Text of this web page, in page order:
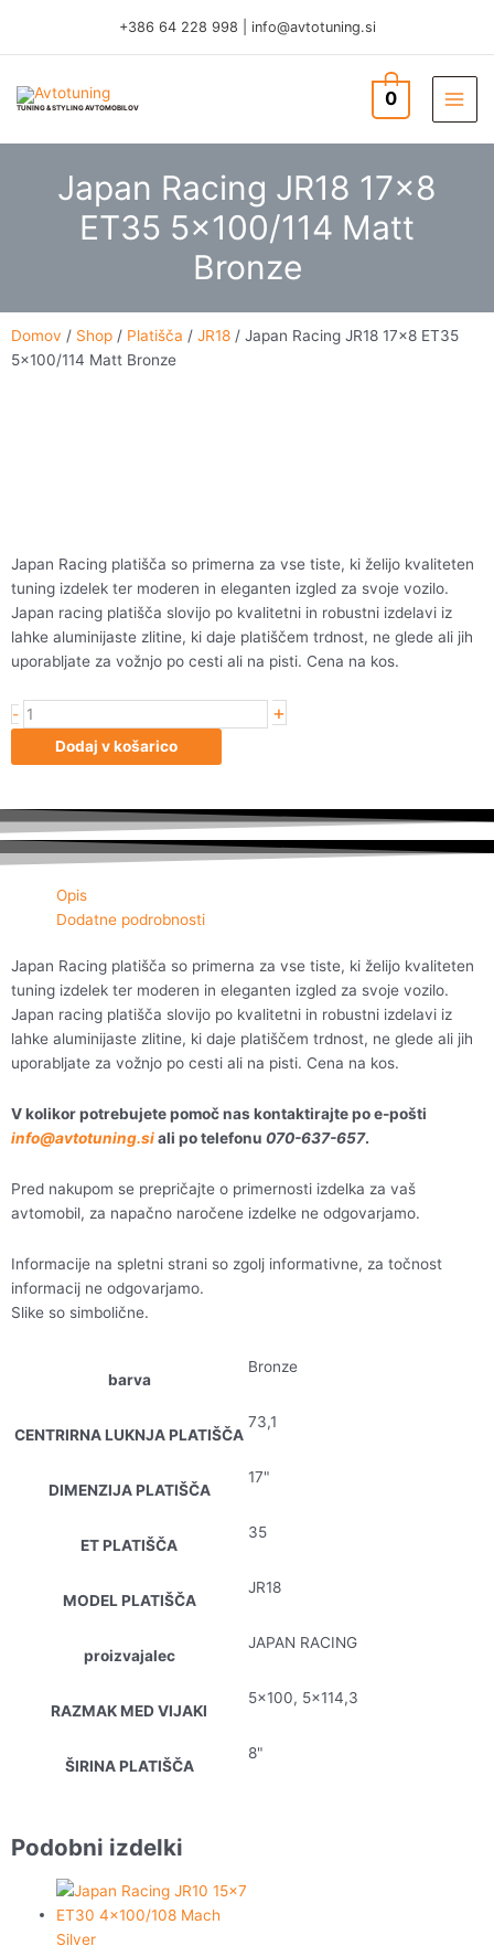
content
+386 64 228 998 info@avtotuning.si
TUNING & STYLING AVTOMOBILOV 0
Japan Racing JR18 17×8
ET35 5×100/114 Matt
Bronze
Domov / Shop / Platišča / JR18 / Japan Racing JR18 17×8 ET35
5×100/114 Matt Bronze
Japan Racing platišča so primerna za vse tiste, ki želijo kvaliteten
tuning izdelek ter moderen in eleganten izgled za svoje vozilo.
Japan racing platišča slovijo po kvalitetni in robustni izdelavi iz
lahke aluminijaste zlitine, ki daje platiščem trdnost, ne glede ali jih
uporabljate za vožnjo po cesti ali na pisti. Cena na kos.
- Japan
ET35
5x100/114
Matt
količina
+
Dodaj v košarico
Opis
Dodatne podrobnosti
Japan Racing platišča so primerna za vse tiste, ki želijo kvaliteten
tuning izdelek ter moderen in eleganten izgled za svoje vozilo.
Japan racing platišča slovijo po kvalitetni in robustni izdelavi iz
lahke aluminijaste zlitine, ki daje platiščem trdnost, ne glede ali jih
uporabljate za vožnjo po cesti ali na pisti. Cena na kos.
V kolikor potrebujete pomoč nas kontaktirajte po e-pošti
info@avtotuning.siali po telefonu 070-637-657.
Pred nakupom se prepričajte o primernosti izdelka za vaš
avtomobil, za napačno naročene izdelke ne odgovarjamo.
Informacije na spletni strani so zgolj informativne, za točnost
informacij ne odgovarjamo.
Slike so simbolične.
barva
Bronze
CENTRIRNA LUKNJA PLATIŠČA
73,1
DIMENZIJA PLATIŠČA
17"
ET PLATIŠČA
35
MODEL PLATIŠČA
JR18
proizvajalec
JAPAN RACING
RAZMAK MED VIJAKI
5×100, 5×114,3
ŠIRINA PLATIŠČA
8"
Podobni izdelki